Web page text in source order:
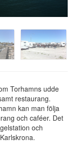
Torhamns udde
restaurang.
kan man följa
och caféer. Det
och